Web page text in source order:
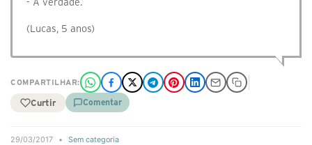
(Lucas, 5 anos)
COMPARTILHAR:
Curtir Comentar
29/03/2017 • Sem categoria